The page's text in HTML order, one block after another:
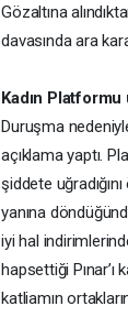
Gözaltına
davasında ara
Kadın
Duruşma
açıklama yaptı.
şiddete
yanına
iyi hal
hapsettiği
katliamın